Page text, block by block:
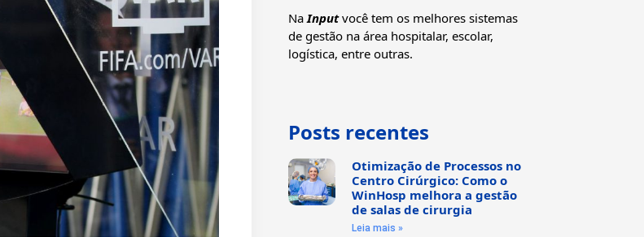
Na Inputvocê tem os melhores sistemas
de gestão na área hospitalar, escolar,
logística, entre outras.
Posts recentes
Otimização de Processos no
Centro Cirúrgico: Como o
WinHosp melhora a gestão
de salas de cirurgia
Leia mais »